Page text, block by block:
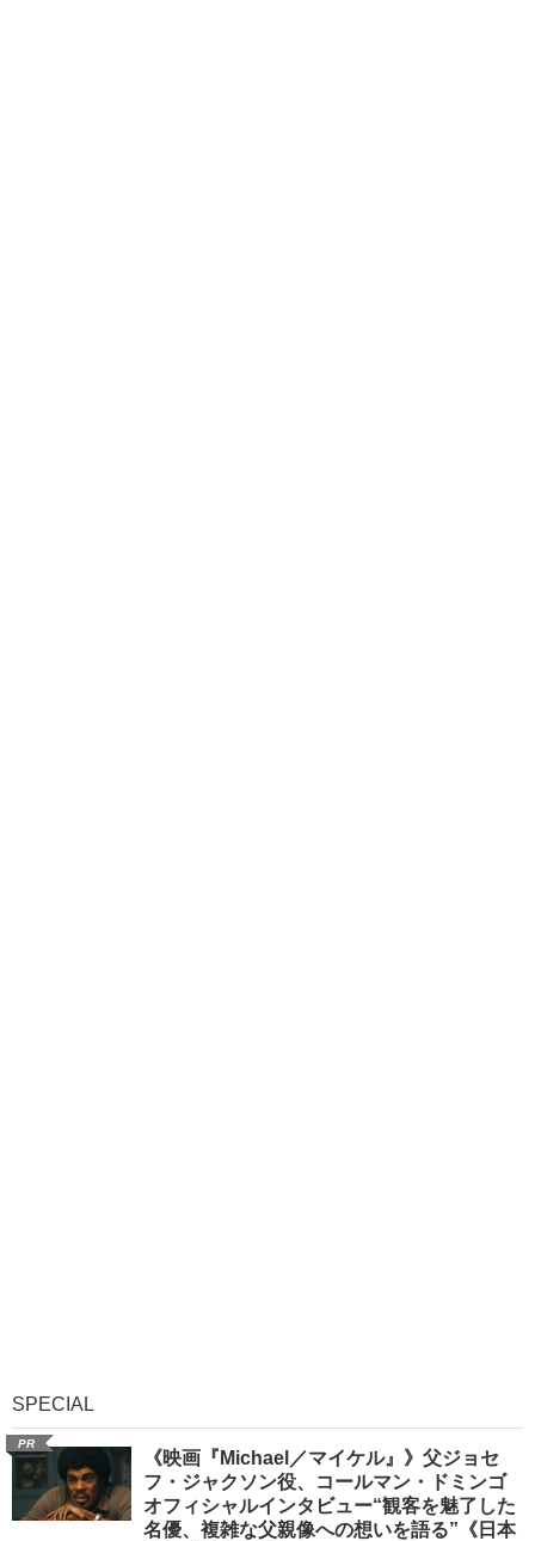
SPECIAL
PR
《映画『Michael／マイケル』》父ジョセ
フ・ジャクソン役、コールマン・ドミンゴ
オフィシャルインタビュー“観客を魅了した
名優、複雑な父親像への想いを語る”《日本